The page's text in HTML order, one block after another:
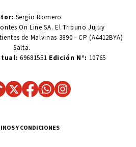
Sergio Romero
On Line SA. El Tribuno Jujuy
de Malvinas 3890 - CP (A4412BYA)
Salta.
69681551 Edición N°: 10765
Y CONDICIONES